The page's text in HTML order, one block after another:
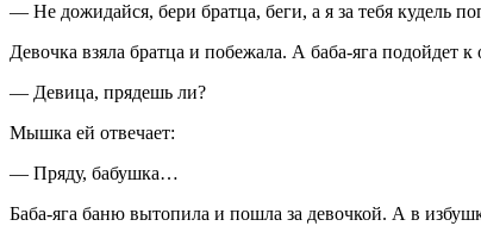
— Не дожидайся, бери братца, беги, а я за тебя кудель
Девочка взяла братца и побежала. А баба-яга подойдет
— Девица, прядешь ли?
Мышка ей отвечает:
— Пряду, бабушка…
Баба-яга баню вытопила и пошла за девочкой. А в